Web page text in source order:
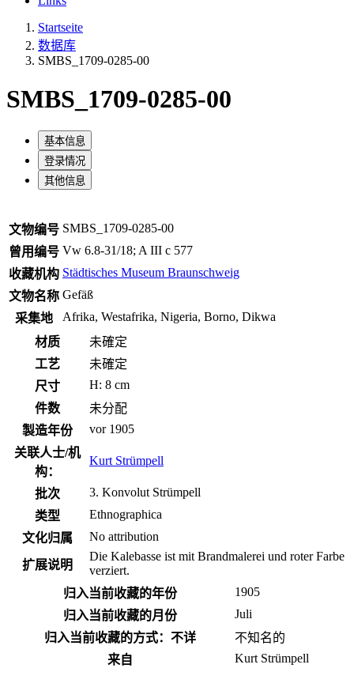
Startseite
数据库
SMBS_1709-0285-00
SMBS_1709-0285-00
基本信息
登录情况
其他信息
文物编号 SMBS_1709-0285-00
曾用编号 Vw 6.8-31/18; A III c 577
收藏机构 Städtisches Museum Braunschweig
文物名称 Gefäß
采集地
Afrika, Westafrika, Nigeria, Borno, Dikwa
材质
未確定
工艺
未確定
尺寸
H: 8 cm
件数
未分配
製造年份
vor 1905
关联人士/机
构：
Kurt Strümpell
批次
3. Konvolut Strümpell
类型
Ethnographica
文化归属
No attribution
扩展说明
Die Kalebasse ist mit Brandmalerei und roter Farbe
verziert.
归入当前收藏的年份
1905
归入当前收藏的月份
Juli
归入当前收藏的方式：不详
不​知名​的
来自
Kurt Strümpell